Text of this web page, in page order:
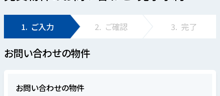
1. ご入力 2. ご確認 3. 完了
お問い合わせの物件
お問い合わせの物件